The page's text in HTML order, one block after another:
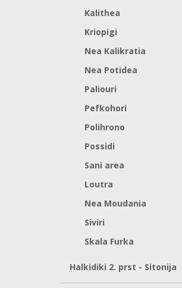
Kalithea
Kriopigi
Nea Kalikratia
Nea Potidea
Paliouri
Pefkohori
Polihrono
Possidi
Sani area
Loutra
Nea Moudania
Siviri
Skala Furka
Halkidiki 2. prst - Sitonija